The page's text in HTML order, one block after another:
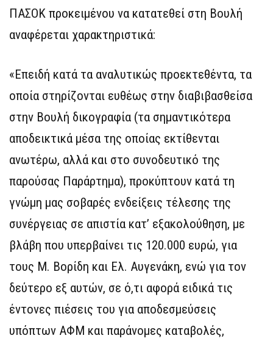
ΠΑΣΟΚ προκειμένου να κατατεθεί στη Βουλή
αναφέρεται χαρακτηριστικά:
«Επειδή κατά τα αναλυτικώς προεκτεθέντα, τα
οποία στηρίζονται ευθέως στην διαβιβασθείσα
στην Βουλή δικογραφία (τα σημαντικότερα
αποδεικτικά μέσα της οποίας εκτίθενται
ανωτέρω, αλλά και στο συνοδευτικό της
παρούσας Παράρτημα), προκύπτουν κατά τη
γνώμη μας σοβαρές ενδείξεις τέλεσης της
συνέργειας σε απιστία κατ’ εξακολούθηση, με
βλάβη που υπερβαίνει τις 120.000 ευρώ, για
τους Μ. Βορίδη και Ελ. Αυγενάκη, ενώ για τον
δεύτερο εξ αυτών, σε ό,τι αφορά ειδικά τις
έντονες πιέσεις του για αποδεσμεύσεις
υπόπτων ΑΦΜ και παράνομες καταβολές,